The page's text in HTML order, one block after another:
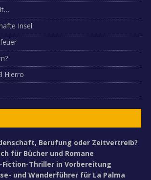
Insel
Hierro
Berufung oder Zeitvertreib?
für Bücher und Romane
Fiction-Thriller in Vorbereitung
und Wanderführer für La Palma